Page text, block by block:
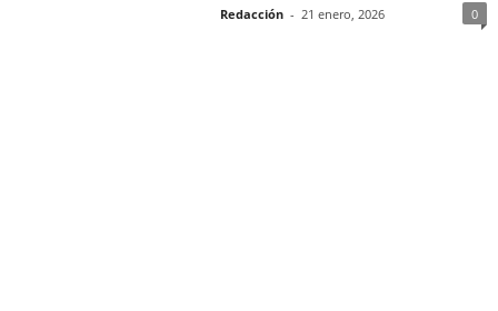
Redacción - 21 enero, 2026 0